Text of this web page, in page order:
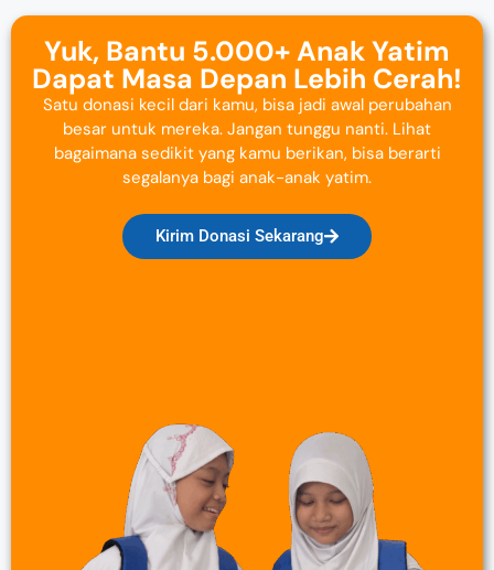
Yuk, Bantu 5.000+ Anak Yatim
Dapat Masa Depan Lebih Cerah!
Satu donasi kecil dari kamu, bisa jadi awal perubahan
besar untuk mereka. Jangan tunggu nanti. Lihat
bagaimana sedikit yang kamu berikan, bisa berarti
segalanya bagi anak-anak yatim.
Kirim Donasi Sekarang